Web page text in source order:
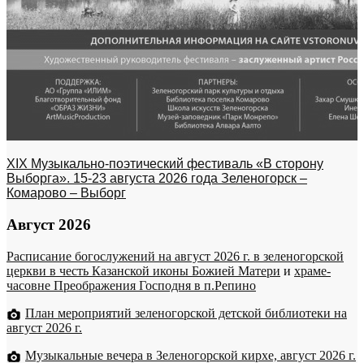
XIX Музыкально-поэтический фестиваль «В сторону
Выборга». 15-23 августа 2026 года Зеленогорск –
Комарово – Выборг
Август 2026
Расписание богослужений на август 2026 г. в зеленогорской
церкви в честь Казанской иконы Божией Матери и храме-
часовне Преображения Господня в п.Репино
План мероприятий зеленогорской детской библиотеки на
август 2026 г.
Музыкальные вечера в Зеленогорской кирхе, август 2026 г.